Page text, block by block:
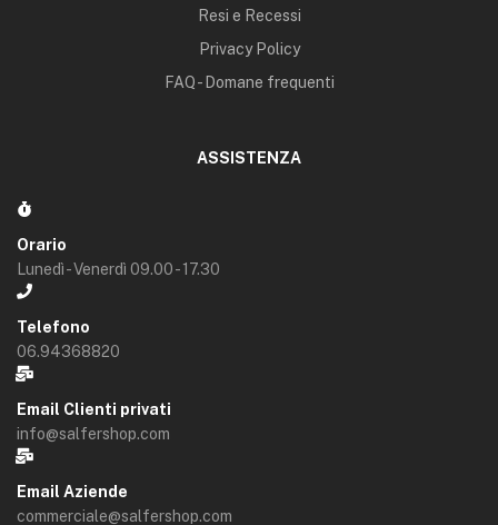
Resi e Recessi
Privacy Policy
FAQ - Domane frequenti
ASSISTENZA
Orario
Lunedì - Venerdì 09.00 - 17.30
Telefono
06.94368820
Email Clienti privati
info@salfershop.com
Email Aziende
commerciale@salfershop.com